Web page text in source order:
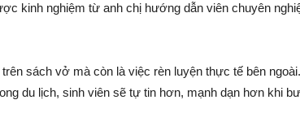
kinh nghiệm từ anh chị hướng dẫn viên chuyên
sách vở mà còn là việc rèn luyện thực tế bên
du lịch, sinh viên sẽ tự tin hơn, mạnh dạn hơn khi